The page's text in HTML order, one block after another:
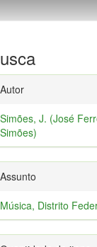
Autor
Simões, J. (José
Simões)
Assunto
Música, Distrito